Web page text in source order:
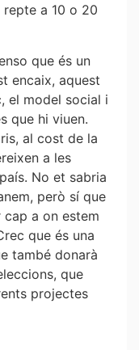
a 10 o 20
que és un
encaix, aquest
el model social i
que hi viuen.
al cost de la
a les
No et sabria
però sí que
a on estem
que és una
també donarà
que
projectes